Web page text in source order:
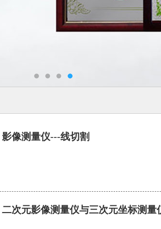
影像测量仪---线切割
二次元影像测量仪与三次元坐标测量